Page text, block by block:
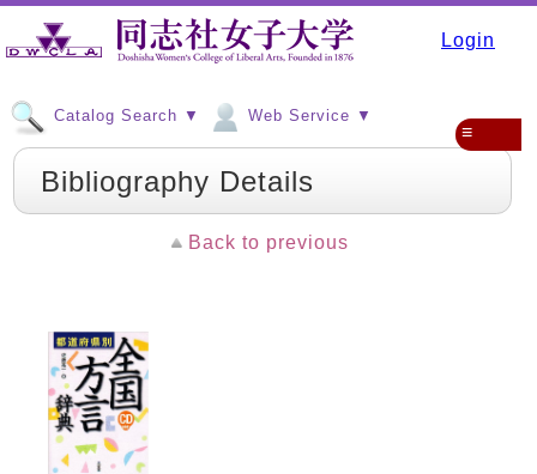
Login
Catalog Search ▼ Web Service ▼
≡
Bibliography Details
Back to previous